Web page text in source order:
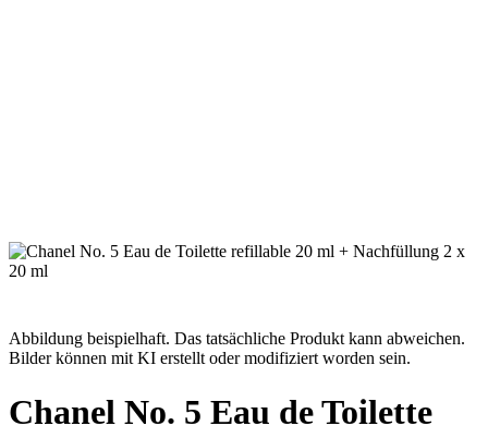
Abbildung beispielhaft. Das tatsächliche Produkt kann abweichen.
Bilder können mit KI erstellt oder modifiziert worden sein.
Chanel No. 5 Eau de Toilette